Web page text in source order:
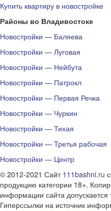
Купить квартиру в новостройке
Районы во Владивостоке
Новостройки — Баляева
Новостройки — Луговая
Новостройки — Нейбута
Новостройки — Патрокл
Новостройки — Первая Речка
Новостройки — Чуркин
Новостройки — Тихая
Новостройки — Третья рабочая
Новостройки — Центр
© 2012-2021 Сайт 111bashni.ru
продукцию категории 18+.
информации сайта допускается
Гиперссылки на источник